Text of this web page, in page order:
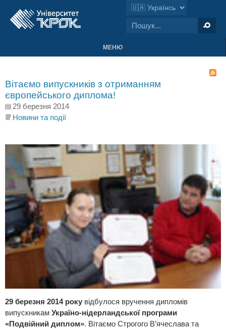
МЕНЮ
Вітаємо випускників з отриманням
європейського диплома!
29 березня 2014
Новини та події
29 березня 2014 року відбулося вручення дипломів
випускникам Україно-нідерландської програми
«Подвійний диплом». Вітаємо Строгого В’ячеслава та